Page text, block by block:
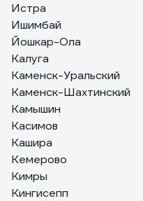
Истра
Ишимбай
Йошкар-Ола
Калуга
Каменск-Уральский
Каменск-Шахтинский
Камышин
Касимов
Кашира
Кемерово
Кимры
Кингисепп